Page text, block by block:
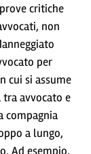
critiche
non
per
cui si assume
tra avvocato e
compagnia
a lungo,
Ad esempio,